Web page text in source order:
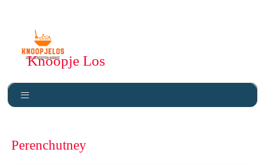
Knoopje Los
Perenchutney